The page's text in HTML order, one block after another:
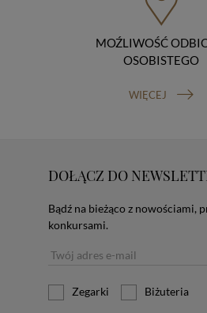
MOŹLIWOŚĆ
OSOBISTEGO
WIĘCEJ
DOŁĄCZ DO
Bądź na bieżąco z nowościami,
konkursami.
Zegarki Biżuteria